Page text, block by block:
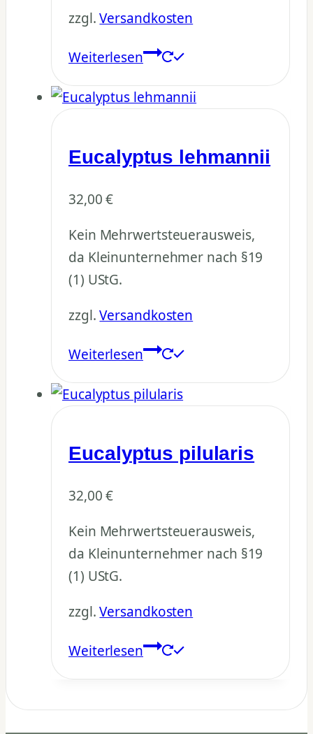
zzgl.Versandkosten
Weiterlesen
Eucalyptus lehmannii
32,00€
Kein Mehrwertsteuerausweis,
da Kleinunternehmer nach §19
(1) UStG.
zzgl.Versandkosten
Weiterlesen
Eucalyptus pilularis
32,00€
Kein Mehrwertsteuerausweis,
da Kleinunternehmer nach §19
(1) UStG.
zzgl.Versandkosten
Weiterlesen